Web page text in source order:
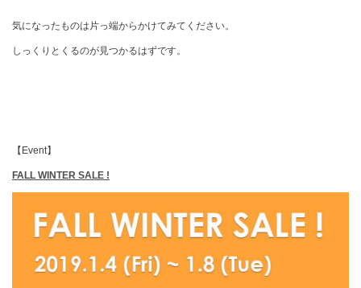
気になったものは片っ端からかけてみてください。
しっくりとくるのが見つかるはずです。
【Event】
FALL WINTER SALE !